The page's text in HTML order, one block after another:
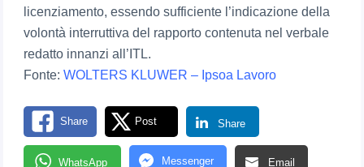
licenziamento, essendo sufficiente l’indicazione della
volontà interruttiva del rapporto contenuta nel verbale
redatto innanzi all’ITL.
Fonte:WOLTERS KLUWER – Ipsoa Lavoro
Share Post Share
WhatsApp Messenger Email